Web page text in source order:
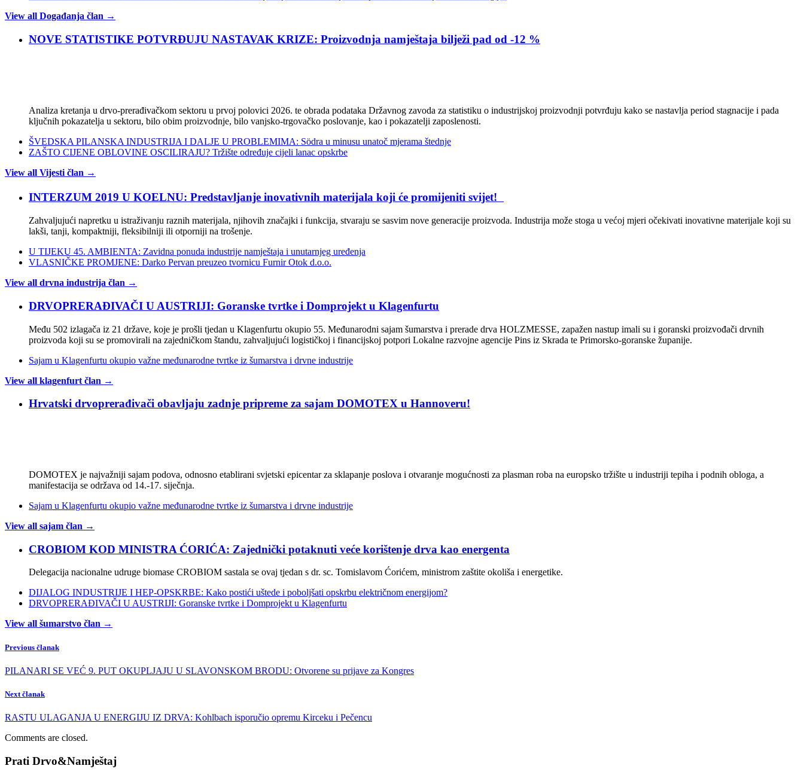
View all Događanja član →
NOVE STATISTIKE POTVRĐUJU NASTAVAK KRIZE: Proizvodnja namještaja bilježi pad od -12 %
Analiza kretanja u drvo-prerađivačkom sektoru u prvoj polovici 2026. te obrada podataka Državnog zavoda za statistiku o industrijskoj proizvodnji potvrđuju kako se nastavlja period stagnacije i pada
ključnih pokazatelja u sektoru, bilo obim proizvodnje, bilo vanjsko-trgovačko poslovanje, kao i pokazatelji zaposlenosti.
ŠVEDSKA PILANSKA INDUSTRIJA I DALJE U PROBLEMIMA: Södra u minusu unatoč mjerama štednje
ZAŠTO CIJENE OBLOVINE OSCILIRAJU? Tržište određuje cijeli lanac opskrbe
View all Vijesti član →
INTERZUM 2019 U KOELNU: Predstavljanje inovativnih materijala koji će promijeniti svijet!
Zahvaljujući napretku u istraživanju raznih materijala, njihovih značajki i funkcija, stvaraju se sasvim nove generacije proizvoda. Industrija može stoga u većoj mjeri očekivati inovativne materijale koji su
lakši, tanji, kompaktniji, fleksibilniji ili otporniji na trošenje.
U TIJEKU 45. AMBIENTA: Zavidna ponuda industrije namještaja i unutarnjeg uređenja
VLASNIČKE PROMJENE: Darko Pervan preuzeo tvornicu Furnir Otok d.o.o.
View all drvna industrija član →
DRVOPRERAĐIVAČI U AUSTRIJI: Goranske tvrtke i Domprojekt u Klagenfurtu
Među 502 izlagača iz 21 države, koje je prošli tjedan u Klagenfurtu okupio 55. Međunarodni sajam šumarstva i prerade drva HOLZMESSE, zapažen nastup imali su i goranski proizvođači drvnih
proizvoda koji su se promovirali na zajedničkom štandu, zahvaljujući logističkoj i financijskoj potpori Lokalne razvojne agencije Pins iz Skrada te Primorsko-goranske županije.
Sajam u Klagenfurtu okupio važne međunarodne tvrtke iz šumarstva i drvne industrije
View all klagenfurt član →
Hrvatski drvoprerađivači obavljaju zadnje pripreme za sajam DOMOTEX u Hannoveru!
DOMOTEX je najvažniji sajam podova, odnosno etablirani svjetski epicentar za sklapanje poslova i otvaranje mogućnosti za plasman roba na europsko tržište u industriji tepiha i podnih obloga, a
manifestacija se održava od 14.-17. siječnja.
Sajam u Klagenfurtu okupio važne međunarodne tvrtke iz šumarstva i drvne industrije
View all sajam član →
CROBIOM KOD MINISTRA ĆORIĆA: Zajednički potaknuti veće korištenje drva kao energenta
Delegacija nacionalne udruge biomase CROBIOM sastala se ovaj tjedan s dr. sc. Tomislavom Ćorićem, ministrom zaštite okoliša i energetike.
DIJALOG INDUSTRIJE I HEP-OPSKRBE: Kako postići uštede i poboljšati opskrbu električnom energijom?
DRVOPRERAĐIVAČI U AUSTRIJI: Goranske tvrtke i Domprojekt u Klagenfurtu
View all šumarstvo član →
Previous članak
PILANARI SE VEĆ 9. PUT OKUPLJAJU U SLAVONSKOM BRODU: Otvorene su prijave za Kongres
Next članak
RASTU ULAGANJA U ENERGIJU IZ DRVA: Kohlbach isporučio opremu Kirceku i Pečencu
Comments are closed.
Prati Drvo&Namještaj